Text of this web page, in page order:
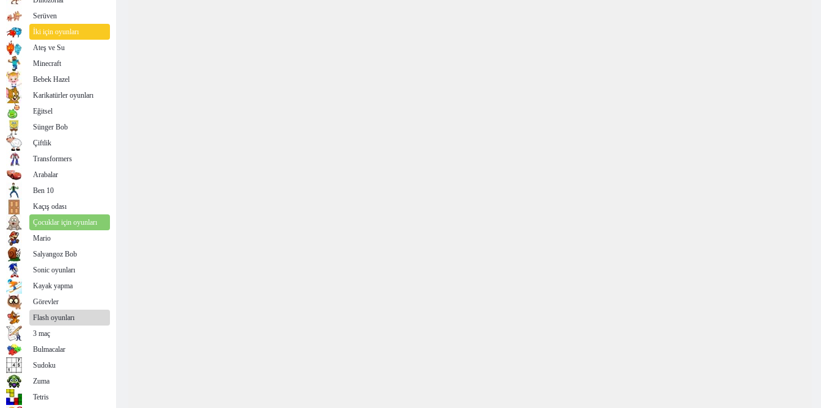
Serüven
İki için oyunları
Ateş ve Su
Minecraft
Bebek Hazel
Karikatürler oyunları
Eğitsel
Sünger Bob
Çiftlik
Transformers
Arabalar
Ben 10
Kaçış odası
Çocuklar için oyunları
Mario
Salyangoz Bob
Sonic oyunları
Kayak yapma
Görevler
Flash oyunları
3 maç
Bulmacalar
Sudoku
Zuma
Tetris